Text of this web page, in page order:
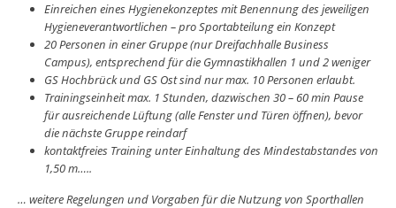
Einreichen eines Hygienekonzeptes mit Benennung des jeweiligen
Hygieneverantwortlichen – pro Sportabteilung ein Konzept
20 Personen in einer Gruppe (nur Dreifachhalle Business
Campus), entsprechend für die Gymnastikhallen 1 und 2 weniger
GS Hochbrück und GS Ost sind nur max. 10 Personen erlaubt.
Trainingseinheit max. 1 Stunden, dazwischen 30 – 60 min Pause
für ausreichende Lüftung (alle Fenster und Türen öffnen), bevor
die nächste Gruppe reindarf
kontaktfreies Training unter Einhaltung des Mindestabstandes von
1,50 m…..
… weitere Regelungen und Vorgaben für die Nutzung von Sporthallen